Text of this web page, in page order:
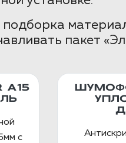
пакет
А15
с